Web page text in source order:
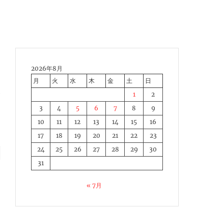
2026年8月
月
火 水 木 金 土
日
1
2
3
4 5 6 7 8
9
10
11 12 13 14 15
16
17
18 19 20 21 22
23
24
25 26 27 28 29
30
31
« 7月